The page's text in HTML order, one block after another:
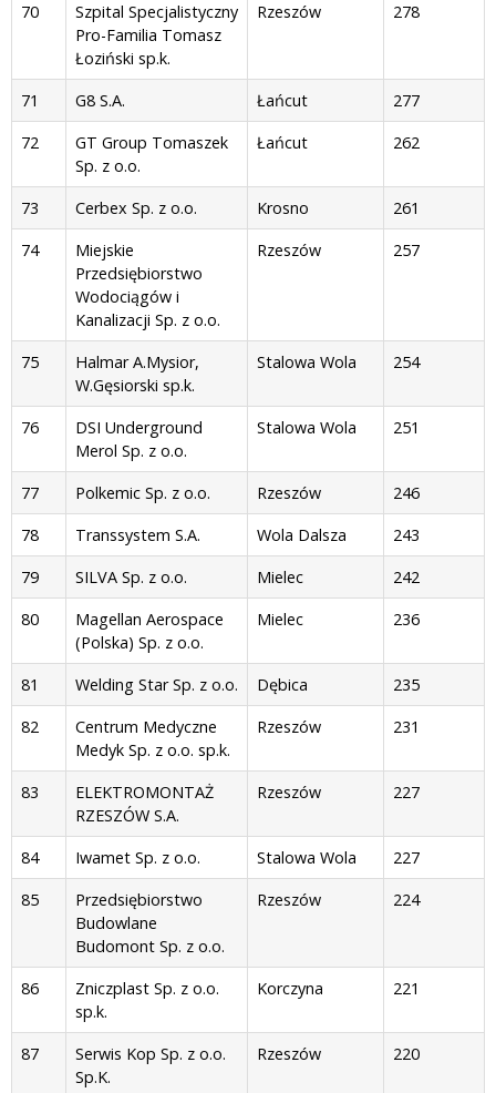
70
Szpital Specjalistyczny
Pro-Familia Tomasz
Łoziński sp.k.
Rzeszów 278
71 G8 S.A. Łańcut
277
72
GT Group Tomaszek
Sp. z o.o.
Łańcut 262
73 Cerbex Sp. z o.o. Krosno
261
74
Miejskie
Przedsiębiorstwo
Wodociągów i
Kanalizacji Sp. z o.o.
Rzeszów 257
75
Halmar A.Mysior,
W.Gęsiorski sp.k.
Stalowa Wola 254
76
DSI Underground
Merol Sp. z o.o.
Stalowa Wola 251
77 Polkemic Sp. z o.o. Rzeszów
246
78
Transsystem S.A. Wola Dalsza
243
79
SILVA Sp. z o.o. Mielec
242
80
Magellan Aerospace
(Polska) Sp. z o.o.
Mielec 236
81 Welding Star Sp. z o.o. Dębica
235
82
Centrum Medyczne
Medyk Sp. z o.o. sp.k.
Rzeszów 231
83
ELEKTROMONTAŻ
RZESZÓW S.A.
Rzeszów 227
84 Iwamet Sp. z o.o. Stalowa Wola
227
85
Przedsiębiorstwo
Budowlane
Budomont Sp. z o.o.
Rzeszów 224
86
Zniczplast Sp. z o.o.
sp.k.
Korczyna 221
87
Serwis Kop Sp. z o.o.
Sp.K.
Rzeszów 220